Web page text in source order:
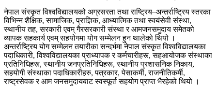
नेपाल संस्कृत विश्वविद्यालयको अग्रसरता तथा राष्ट्रिय–अन्तर्राष्ट्रिय स्तरका
विभिन्न शैक्षिक, सामाजिक, प्राज्ञिक, आध्यात्मिक तथा स्वयंसेवी संस्था,
स्थानीय तह, सरकारी एवम् गैरसरकारी संस्था र आमजनसमुदाय समेतको
व्यापक सहकार्य एवम् सहयोगमा योग सम्मेलन हुन थालेको थियो ।
अन्तर्राष्ट्रिय योग सम्मेलन तयारीका सन्दर्भमा नेपाल संस्कृत विश्वविद्यालयका
पदाधिकारी, विश्वविद्यालयका प्राध्यापक र कर्मचारीहरू, सहआयोजक संस्थाका
प्रतिनिधिहरू, स्थानीय जनप्रतिनिधिहरू, स्थानीय प्रशासनिक निकाय,
सहयोगी संस्थाका पदाधिकारीहरु, पत्रकार, पेसाकर्मी, राजनीतिकर्मी,
राष्ट्रसेवक र आम जनसमुदायबाट स्वस्फूर्त सहयोग प्राप्त भैरहेको थियो ।